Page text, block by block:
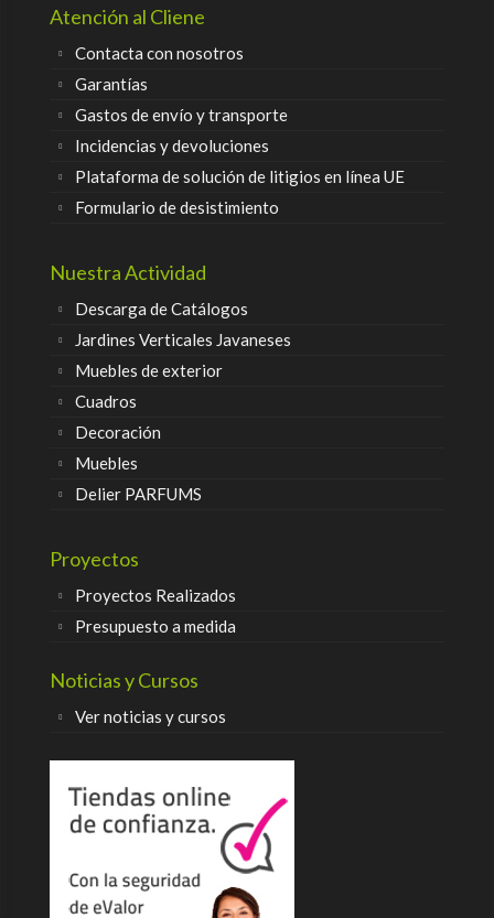
Atención al Cliene
Contacta con nosotros
Garantías
Gastos de envío y transporte
Incidencias y devoluciones
Plataforma de solución de litigios en línea UE
Formulario de desistimiento
Nuestra Actividad
Descarga de Catálogos
Jardines Verticales Javaneses
Muebles de exterior
Cuadros
Decoración
Muebles
Delier PARFUMS
Proyectos
Proyectos Realizados
Presupuesto a medida
Noticias y Cursos
Ver noticias y cursos